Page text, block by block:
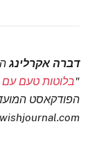
דברה אקרלינג
"בלוטות טעם
הפודקאסט